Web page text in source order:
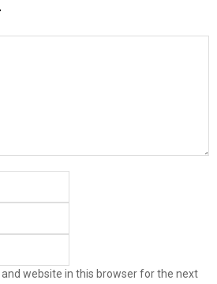
website in this browser for the next